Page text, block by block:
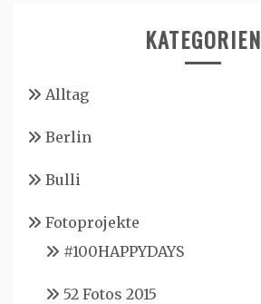
KATEGORIEN
Alltag
Berlin
Bulli
Fotoprojekte
#100HAPPYDAYS
52 Fotos 2015